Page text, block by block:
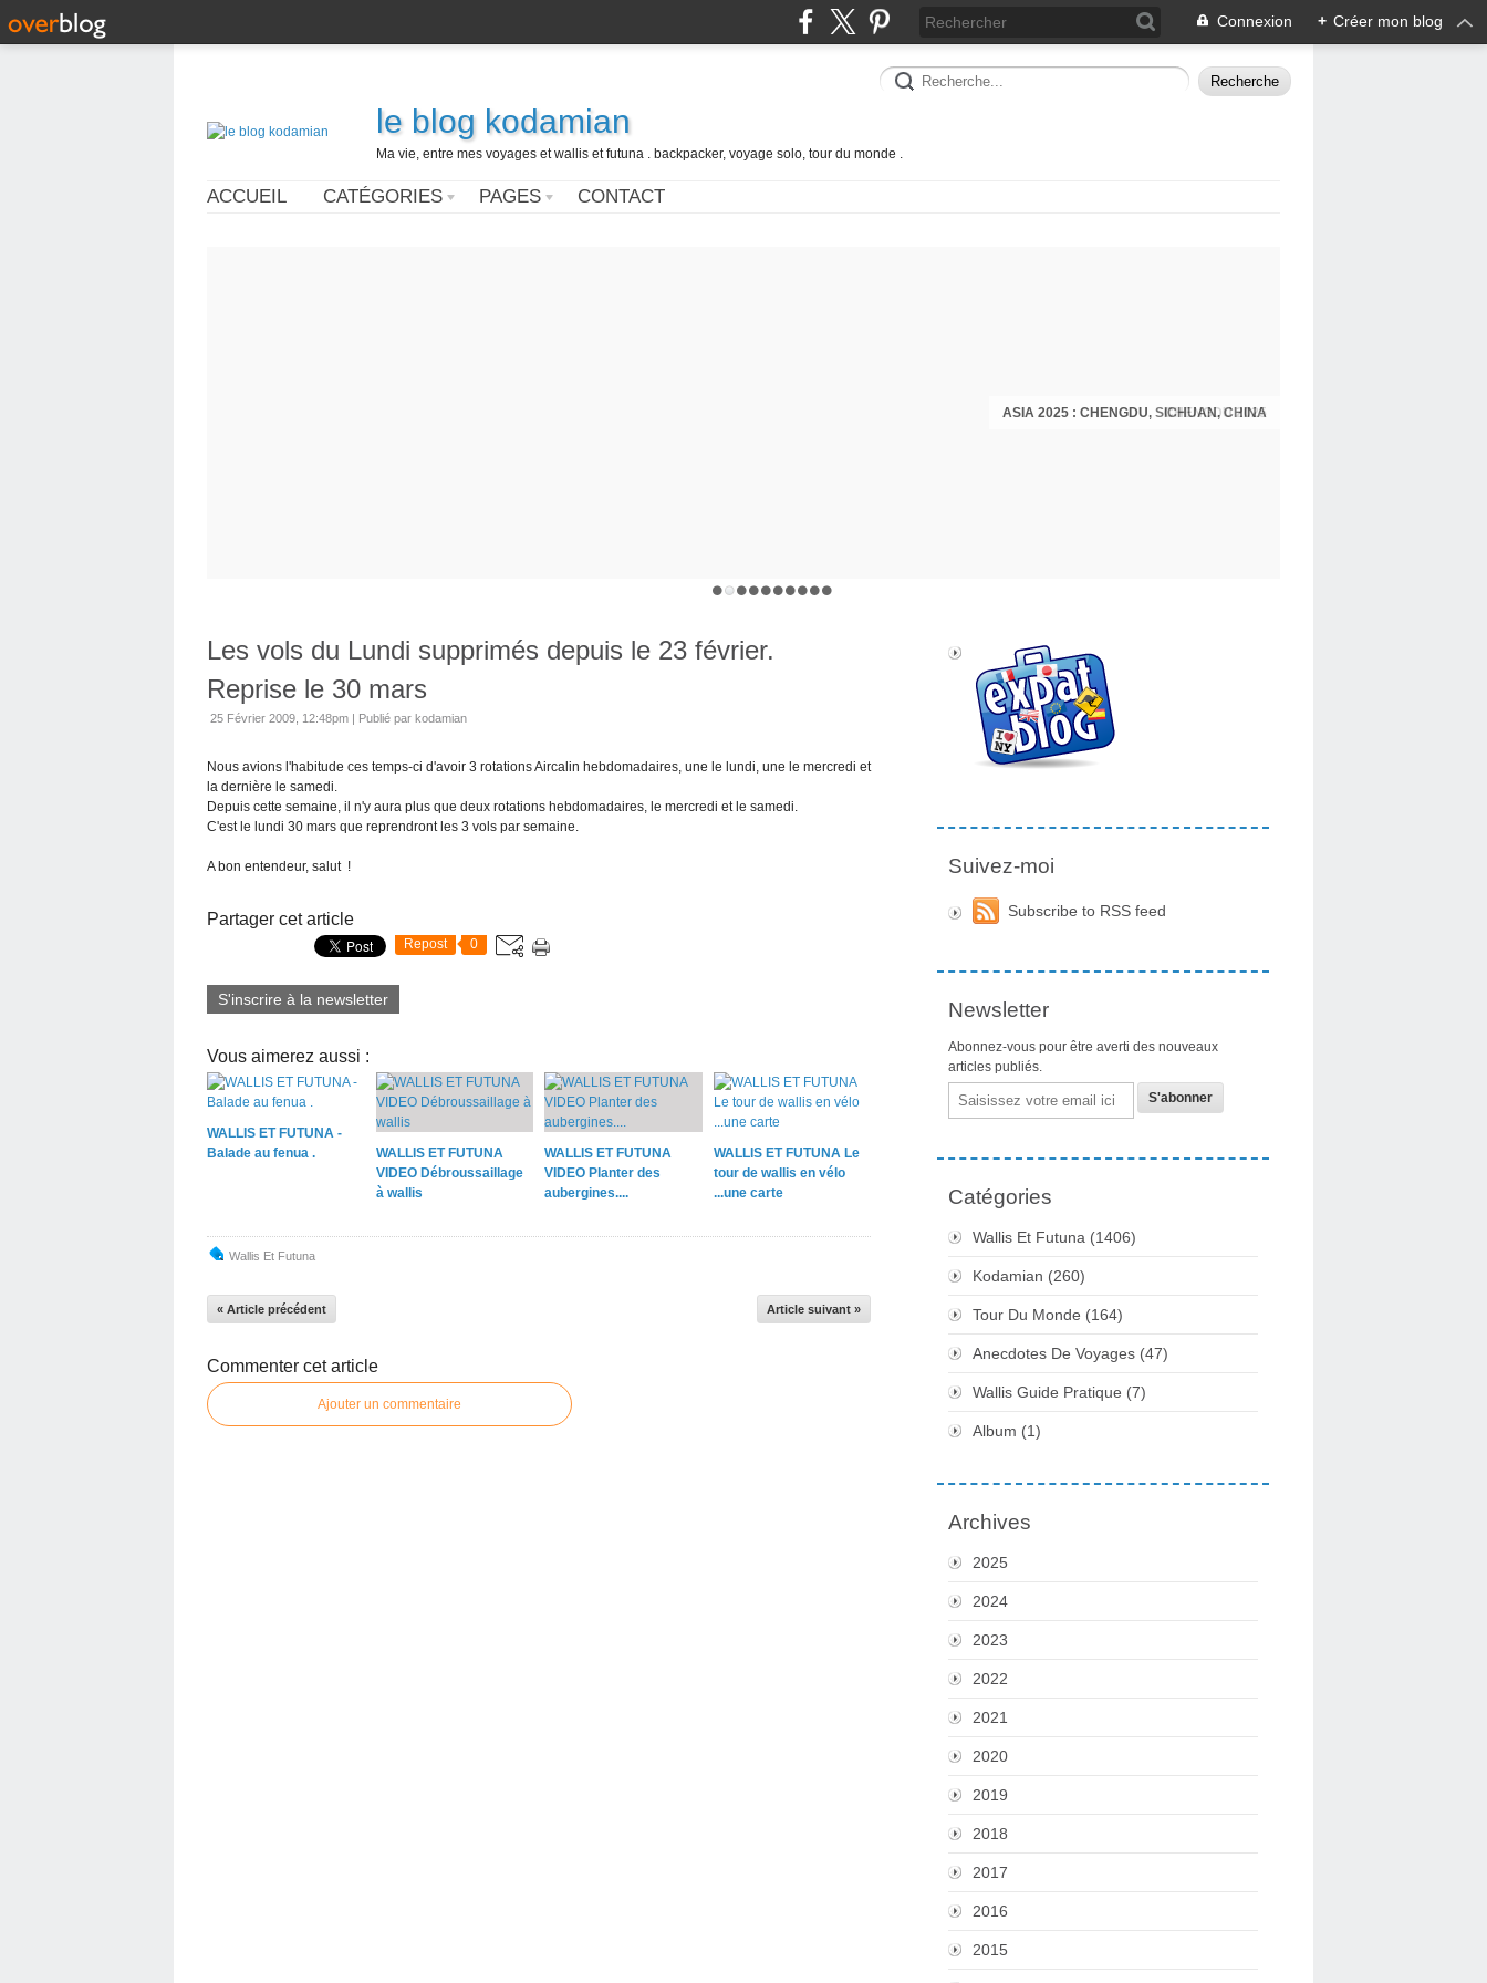
Connexion + Créer mon blog
le blog kodamian
Ma vie, entre mes voyages et wallis et futuna . backpacker, voyage solo, tour du monde .
ACCUEIL CATÉGORIES PAGES CONTACT
ASIA 2025 : CHENGDU, SICHUAN, CHINA
CHENGDU 2025
Les vols du Lundi supprimés depuis le 23 février.
Reprise le 30 mars
25 Février 2009, 12:48pm | Publié par kodamian
Nous avions l'habitude ces temps-ci d'avoir 3 rotations Aircalin hebdomadaires, une le lundi, une le mercredi et
la dernière le samedi.
Depuis cette semaine, il n'y aura plus que deux rotations hebdomadaires, le mercredi et le samedi.
C'est le lundi 30 mars que reprendront les 3 vols par semaine.
A bon entendeur, salut !
Partager cet article
Repost 0
S'inscrire à la newsletter
Vous aimerez aussi :
WALLIS ET FUTUNA -
Balade au fenua .
WALLIS ET FUTUNA
VIDEO Débroussaillage
à wallis
WALLIS ET FUTUNA
VIDEO Planter des
aubergines....
WALLIS ET FUTUNA Le
tour de wallis en vélo
...une carte
Wallis Et Futuna
« Article précédent Article suivant »
Commenter cet article
Ajouter un commentaire
Suivez-moi
Subscribe to RSS feed
Newsletter
Abonnez-vous pour être averti des nouveaux
articles publiés.
Email
Catégories
Wallis Et Futuna (1406)
Kodamian (260)
Tour Du Monde (164)
Anecdotes De Voyages (47)
Wallis Guide Pratique (7)
Album (1)
Archives
2025
2024
2023
2022
2021
2020
2019
2018
2017
2016
2015